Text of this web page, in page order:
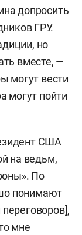
допросить
ГРУ.
но
вместе, —
могут вести
могут пойти
США
на ведьм,
По
понимают
мне